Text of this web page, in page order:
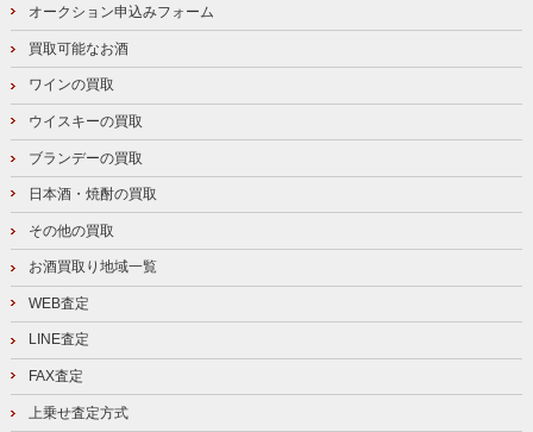
オークション申込みフォーム
買取可能なお酒
ワインの買取
ウイスキーの買取
ブランデーの買取
日本酒・焼酎の買取
その他の買取
お酒買取り地域一覧
WEB査定
LINE査定
FAX査定
上乗せ査定方式